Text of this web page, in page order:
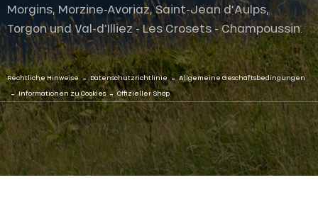
Morgins, Morzine-Avoriaz, Saint-Jean d'Aulps,
Torgon und Val-d'Illiez - Les Crosets - Champoussin.
Rechtliche Hinweise - Datenschutzrichtlinie - Allgemeine Geschäftsbedingungen
- Informationen zu Cookies - Offizieller Shop